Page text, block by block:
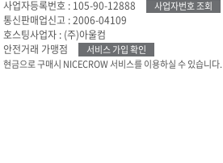
사업자등록번호 : 105-90-12888 사업자번호 조회
통신판매업신고 : 2006-04109
호스팅사업자 : (주)아울컴
안전거래 가맹점
서비스 가입 확인
현금으로 구매시 NICECROW 서비스를 이용하실 수 있습니다.